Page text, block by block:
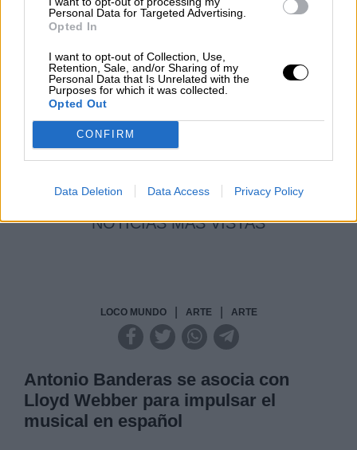
Personal Data for Targeted Advertising.
Opted In
I want to opt-out of Collection, Use,
Retention, Sale, and/or Sharing of my
Personal Data that Is Unrelated with the
Purposes for which it was collected.
Opted Out
CONFIRM
Data Deletion Data Access Privacy Policy
Por Carlos Miranda
Clara Campoamor: Mi sueño,
mi pesadilla
María Pérez Herrero
NOTICIAS MAS VISTAS
LOCO MUNDO ARTE ARTE
Antonio Banderas se asocia con
Lloyd Webber para impulsar el
musical en español